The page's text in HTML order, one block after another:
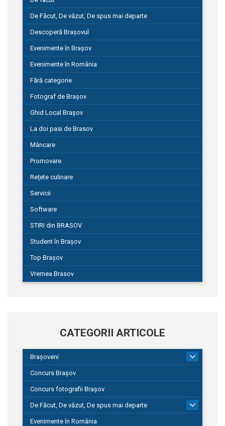
De Făcut, De văzut, De spus mai departe
Descoperă Brașovul
Evenimente în Brașov
Evenimente în România
Fără categorie
Fotograf de Brașov
Ghid Local Brașov
La doi pasi de Brasov
Mâncare
Promovare
Rețete culinare
Servicii
Software
STIRI din BRASOV
Student în Brașov
Top Brașov
Vremea Brasov
CATEGORII ARTICOLE
Brașoveni
Concurs Brașov
Concurs fotografii Brașov
De Făcut, De văzut, De spus mai departe
149
Evenimente în România